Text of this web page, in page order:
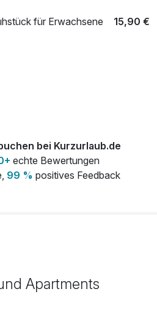
für Erwachsene
15,90 €
zur Anreise
Scavi & Ray Prosecco 7,00 €
bei Kurzurlaub.de
echte Bewertungen
99 % positives Feedback
Apartments